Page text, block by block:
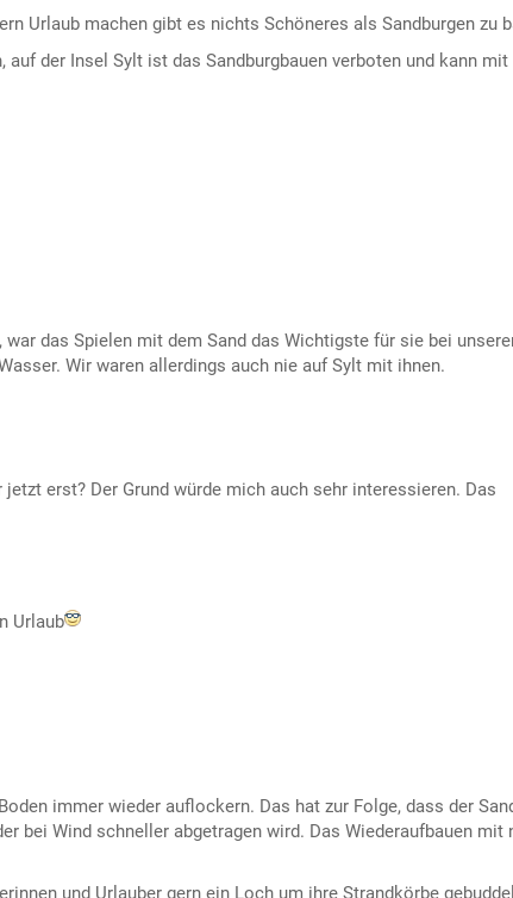
Urlaub machen gibt es nichts Schöneres als Sandburgen zu
auf der Insel Sylt ist das Sandburgbauen verboten und kann mit
das Spielen mit dem Sand das Wichtigste für sie bei
Wir waren allerdings auch nie auf Sylt mit ihnen.
erst? Der Grund würde mich auch sehr interessieren. Das
Urlaub
immer wieder auflockern. Das hat zur Folge, dass der
bei Wind schneller abgetragen wird. Das Wiederaufbauen mit
und Urlauber gern ein Loch um ihre Strandkörbe